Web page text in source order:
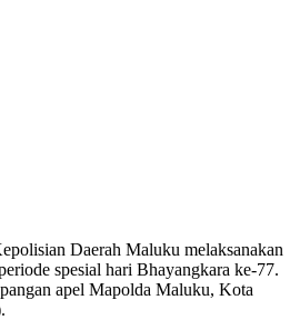
Daerah Maluku melaksanakan
spesial hari Bhayangkara ke-77.
apel Mapolda Maluku, Kota